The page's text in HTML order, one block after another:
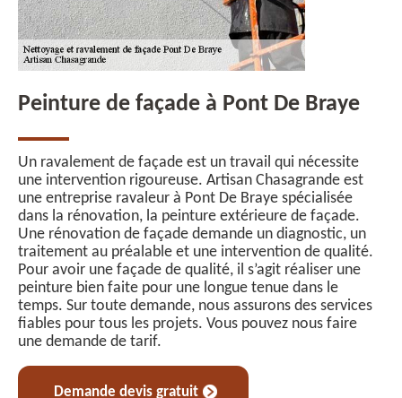
Peinture de façade à Pont De Braye
Un ravalement de façade est un travail qui nécessite
une intervention rigoureuse. Artisan Chasagrande est
une entreprise ravaleur à Pont De Braye spécialisée
dans la rénovation, la peinture extérieure de façade.
Une rénovation de façade demande un diagnostic, un
traitement au préalable et une intervention de qualité.
Pour avoir une façade de qualité, il s’agit réaliser une
peinture bien faite pour une longue tenue dans le
temps. Sur toute demande, nous assurons des services
fiables pour tous les projets. Vous pouvez nous faire
une demande de tarif.
Demande devis gratuit